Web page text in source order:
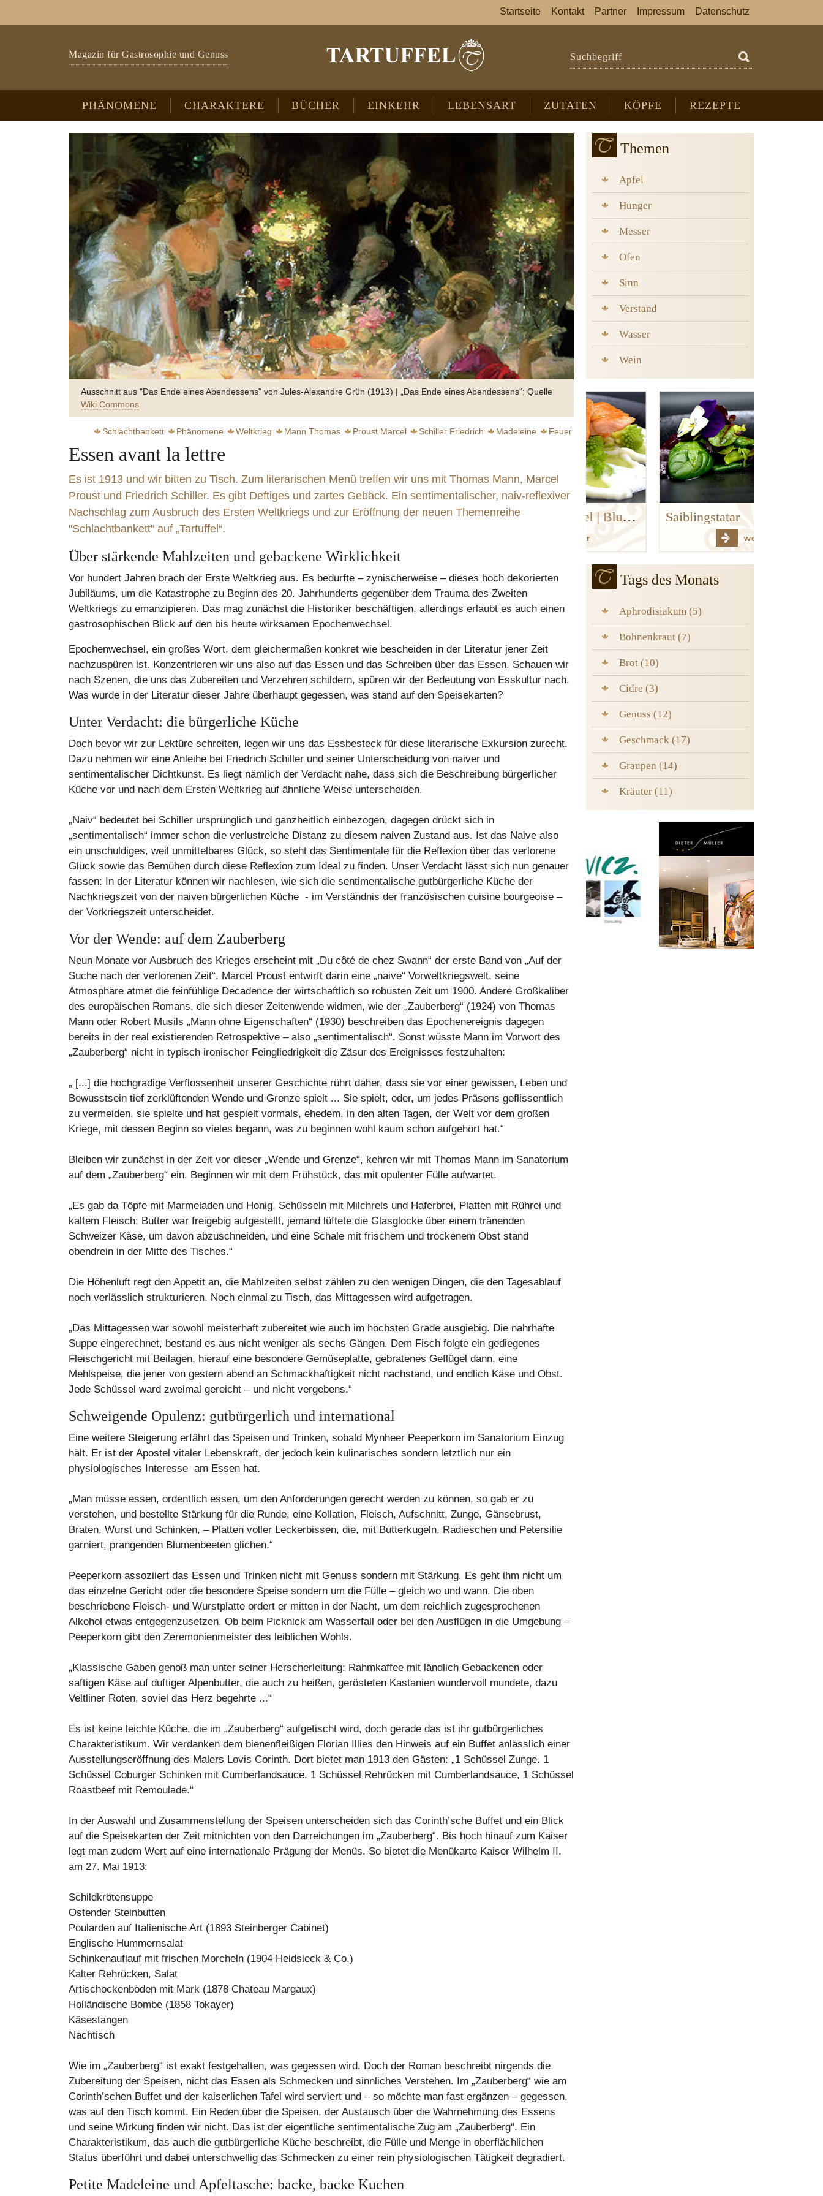
Magazin für Gastrosophie und Genuss Suchbegriff
PHÄNOMENE CHARAKTERE BÜCHER EINKEHR LEBENSART ZUTATEN KÖPFE REZEPTE
Startseite Kontakt Partner Impressum Datenschutz
Ausschnitt aus "Das Ende eines Abendessens" von Jules-Alexandre Grün (1913) | „Das Ende eines Abendessens“; Quelle
Wiki Commons
Schlachtbankett Phänomene Weltkrieg Mann Thomas Proust Marcel Schiller Friedrich Madeleine
Feuer
Essen avant la lettre
Es ist 1913 und wir bitten zu Tisch. Zum literarischen Menü treffen wir uns mit Thomas Mann, Marcel
Proust und Friedrich Schiller. Es gibt Deftiges und zartes Gebäck. Ein sentimentalischer, naiv-reflexiver
Nachschlag zum Ausbruch des Ersten Weltkriegs und zur Eröffnung der neuen Themenreihe
"Schlachtbankett" auf „Tartuffel“.
Über stärkende Mahlzeiten und gebackene Wirklichkeit
Vor hundert Jahren brach der Erste Weltkrieg aus. Es bedurfte – zynischerweise – dieses hoch dekorierten
Jubiläums, um die Katastrophe zu Beginn des 20. Jahrhunderts gegenüber dem Trauma des Zweiten
Weltkriegs zu emanzipieren. Das mag zunächst die Historiker beschäftigen, allerdings erlaubt es auch einen
gastrosophischen Blick auf den bis heute wirksamen Epochenwechsel.
Epochenwechsel, ein großes Wort, dem gleichermaßen konkret wie bescheiden in der Literatur jener Zeit
nachzuspüren ist. Konzentrieren wir uns also auf das Essen und das Schreiben über das Essen. Schauen wir
nach Szenen, die uns das Zubereiten und Verzehren schildern, spüren wir der Bedeutung von Esskultur nach.
Was wurde in der Literatur dieser Jahre überhaupt gegessen, was stand auf den Speisekarten?
Unter Verdacht: die bürgerliche Küche
Doch bevor wir zur Lektüre schreiten, legen wir uns das Essbesteck für diese literarische Exkursion zurecht.
Dazu nehmen wir eine Anleihe bei Friedrich Schiller und seiner Unterscheidung von naiver und
sentimentalischer Dichtkunst. Es liegt nämlich der Verdacht nahe, dass sich die Beschreibung bürgerlicher
Küche vor und nach dem Ersten Weltkrieg auf ähnliche Weise unterscheiden.
„Naiv“ bedeutet bei Schiller ursprünglich und ganzheitlich einbezogen, dagegen drückt sich in
„sentimentalisch“ immer schon die verlustreiche Distanz zu diesem naiven Zustand aus. Ist das Naive also
ein unschuldiges, weil unmittelbares Glück, so steht das Sentimentale für die Reflexion über das verlorene
Glück sowie das Bemühen durch diese Reflexion zum Ideal zu finden. Unser Verdacht lässt sich nun genauer
fassen: In der Literatur können wir nachlesen, wie sich die sentimentalische gutbürgerliche Küche der
Nachkriegszeit von der naiven bürgerlichen Küche - im Verständnis der französischen cuisine bourgeoise –
der Vorkriegszeit unterscheidet.
Vor der Wende: auf dem Zauberberg
Neun Monate vor Ausbruch des Krieges erscheint mit „Du côté de chez Swann“ der erste Band von „Auf der
Suche nach der verlorenen Zeit“. Marcel Proust entwirft darin eine „naive“ Vorweltkriegswelt, seine
Atmosphäre atmet die feinfühlige Decadence der wirtschaftlich so robusten Zeit um 1900. Andere Großkaliber
des europäischen Romans, die sich dieser Zeitenwende widmen, wie der „Zauberberg“ (1924) von Thomas
Mann oder Robert Musils „Mann ohne Eigenschaften“ (1930) beschreiben das Epochenereignis dagegen
bereits in der real existierenden Retrospektive – also „sentimentalisch“. Sonst wüsste Mann im Vorwort des
„Zauberberg“ nicht in typisch ironischer Feingliedrigkeit die Zäsur des Ereignisses festzuhalten:
„ [...] die hochgradige Verflossenheit unserer Geschichte rührt daher, dass sie vor einer gewissen, Leben und
Bewusstsein tief zerklüftenden Wende und Grenze spielt ... Sie spielt, oder, um jedes Präsens geflissentlich
zu vermeiden, sie spielte und hat gespielt vormals, ehedem, in den alten Tagen, der Welt vor dem großen
Kriege, mit dessen Beginn so vieles begann, was zu beginnen wohl kaum schon aufgehört hat.“
Bleiben wir zunächst in der Zeit vor dieser „Wende und Grenze“, kehren wir mit Thomas Mann im Sanatorium
auf dem „Zauberberg“ ein. Beginnen wir mit dem Frühstück, das mit opulenter Fülle aufwartet.
„Es gab da Töpfe mit Marmeladen und Honig, Schüsseln mit Milchreis und Haferbrei, Platten mit Rührei und
kaltem Fleisch; Butter war freigebig aufgestellt, jemand lüftete die Glasglocke über einem tränenden
Schweizer Käse, um davon abzuschneiden, und eine Schale mit frischem und trockenem Obst stand
obendrein in der Mitte des Tisches.“
Die Höhenluft regt den Appetit an, die Mahlzeiten selbst zählen zu den wenigen Dingen, die den Tagesablauf
noch verlässlich strukturieren. Noch einmal zu Tisch, das Mittagessen wird aufgetragen.
„Das Mittagessen war sowohl meisterhaft zubereitet wie auch im höchsten Grade ausgiebig. Die nahrhafte
Suppe eingerechnet, bestand es aus nicht weniger als sechs Gängen. Dem Fisch folgte ein gediegenes
Fleischgericht mit Beilagen, hierauf eine besondere Gemüseplatte, gebratenes Geflügel dann, eine
Mehlspeise, die jener von gestern abend an Schmackhaftigkeit nicht nachstand, und endlich Käse und Obst.
Jede Schüssel ward zweimal gereicht – und nicht vergebens.“
Schweigende Opulenz: gutbürgerlich und international
Eine weitere Steigerung erfährt das Speisen und Trinken, sobald Mynheer Peeperkorn im Sanatorium Einzug
hält. Er ist der Apostel vitaler Lebenskraft, der jedoch kein kulinarisches sondern letztlich nur ein
physiologisches Interesse am Essen hat.
„Man müsse essen, ordentlich essen, um den Anforderungen gerecht werden zu können, so gab er zu
verstehen, und bestellte Stärkung für die Runde, eine Kollation, Fleisch, Aufschnitt, Zunge, Gänsebrust,
Braten, Wurst und Schinken, – Platten voller Leckerbissen, die, mit Butterkugeln, Radieschen und Petersilie
garniert, prangenden Blumenbeeten glichen.“
Peeperkorn assoziiert das Essen und Trinken nicht mit Genuss sondern mit Stärkung. Es geht ihm nicht um
das einzelne Gericht oder die besondere Speise sondern um die Fülle – gleich wo und wann. Die oben
beschriebene Fleisch- und Wurstplatte ordert er mitten in der Nacht, um dem reichlich zugesprochenen
Alkohol etwas entgegenzusetzen. Ob beim Picknick am Wasserfall oder bei den Ausflügen in die Umgebung –
Peeperkorn gibt den Zeremonienmeister des leiblichen Wohls.
„Klassische Gaben genoß man unter seiner Herscherleitung: Rahmkaffee mit ländlich Gebackenen oder
saftigen Käse auf duftiger Alpenbutter, die auch zu heißen, gerösteten Kastanien wundervoll mundete, dazu
Veltliner Roten, soviel das Herz begehrte ...“
Es ist keine leichte Küche, die im „Zauberberg“ aufgetischt wird, doch gerade das ist ihr gutbürgerliches
Charakteristikum. Wir verdanken dem bienenfleißigen Florian Illies den Hinweis auf ein Buffet anlässlich einer
Ausstellungseröffnung des Malers Lovis Corinth. Dort bietet man 1913 den Gästen: „1 Schüssel Zunge. 1
Schüssel Coburger Schinken mit Cumberlandsauce. 1 Schüssel Rehrücken mit Cumberlandsauce, 1 Schüssel
Roastbeef mit Remoulade.“
In der Auswahl und Zusammenstellung der Speisen unterscheiden sich das Corinth’sche Buffet und ein Blick
auf die Speisekarten der Zeit mitnichten von den Darreichungen im „Zauberberg“. Bis hoch hinauf zum Kaiser
legt man zudem Wert auf eine internationale Prägung der Menüs. So bietet die Menükarte Kaiser Wilhelm II.
am 27. Mai 1913:
Schildkrötensuppe
Ostender Steinbutten
Poularden auf Italienische Art (1893 Steinberger Cabinet)
Englische Hummernsalat
Schinkenauflauf mit frischen Morcheln (1904 Heidsieck & Co.)
Kalter Rehrücken, Salat
Artischockenböden mit Mark (1878 Chateau Margaux)
Holländische Bombe (1858 Tokayer)
Käsestangen
Nachtisch
Wie im „Zauberberg“ ist exakt festgehalten, was gegessen wird. Doch der Roman beschreibt nirgends die
Zubereitung der Speisen, nicht das Essen als Schmecken und sinnliches Verstehen. Im „Zauberberg“ wie am
Corinth’schen Buffet und der kaiserlichen Tafel wird serviert und – so möchte man fast ergänzen – gegessen,
was auf den Tisch kommt. Ein Reden über die Speisen, der Austausch über die Wahrnehmung des Essens
und seine Wirkung finden wir nicht. Das ist der eigentliche sentimentalische Zug am „Zauberberg“. Ein
Charakteristikum, das auch die gutbürgerliche Küche beschreibt, die Fülle und Menge in oberflächlichen
Status überführt und dabei unterschwellig das Schmecken zu einer rein physiologischen Tätigkeit degradiert.
Petite Madeleine und Apfeltasche: backe, backe Kuchen
Themen
Apfel
Hunger
Messer
Ofen
Sinn
Verstand
Wasser
Wein
Zart schwebender Genuss Saiblingstatar
Tags des Monats
Aphrodisiakum (5)
Bohnenkraut (7)
Brot (10)
Cidre (3)
Genuss (12)
Geschmack (17)
Graupen (14)
Kräuter (11)